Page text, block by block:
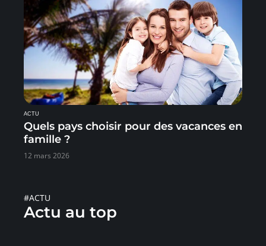
ACTU
Quels pays choisir pour des vacances en
famille ?
12 mars 2026
#ACTU
Actu au top